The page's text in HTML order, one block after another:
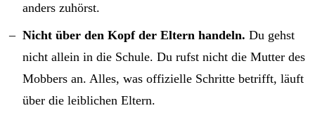
anders zuhörst.
Nicht über den Kopf der Eltern handeln. Du gehst
nicht allein in die Schule. Du rufst nicht die Mutter des
Mobbers an. Alles, was offizielle Schritte betrifft, läuft
über die leiblichen Eltern.